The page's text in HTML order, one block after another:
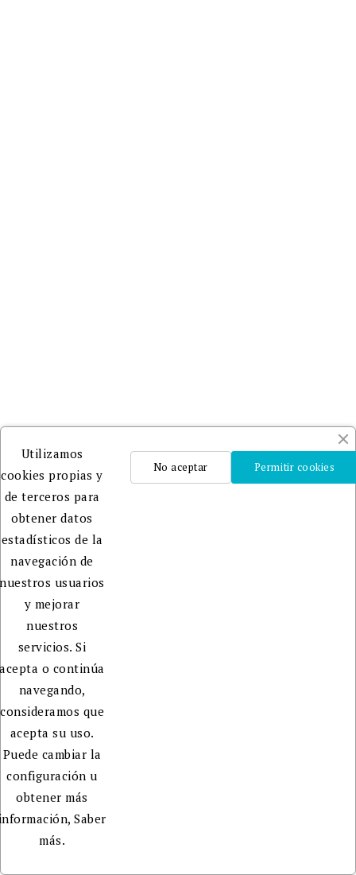
Utilizamos
cookies propias y
de terceros para
obtener datos
estadísticos de la
navegación de
nuestros usuarios
y mejorar
nuestros
servicios. Si
acepta o continúa
navegando,
consideramos que
acepta su uso.
Puede cambiar la
configuración u
obtener más
Saber
más.
Permitir cookies
No aceptar